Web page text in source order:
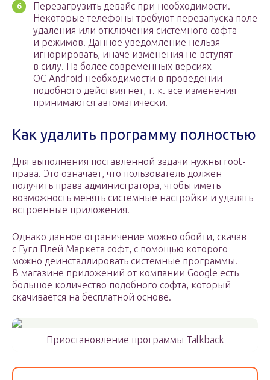
Перезагрузить девайс при необходимости.
Некоторые телефоны требуют перезапуска поле
удаления или отключения системного софта
и режимов. Данное уведомление нельзя
игнорировать, иначе изменения не вступят
в силу. На более современных версиях
OC Android необходимости в проведении
подобного действия нет, т. к. все изменения
принимаются автоматически.
Как удалить программу полностью
Для выполнения поставленной задачи нужны root-
права. Это означает, что пользователь должен
получить права администратора, чтобы иметь
возможность менять системные настройки и удалять
встроенные приложения.
Однако данное ограничение можно обойти, скачав
с Гугл Плей Маркета софт, с помощью которого
можно деинсталлировать системные программы.
В магазине приложений от компании Google есть
большое количество подобного софта, который
скачивается на бесплатной основе.
Приостановление программы Talkback